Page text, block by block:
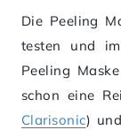
Die Peeling
testen und
Peeling
schon eine
Clarisonic)